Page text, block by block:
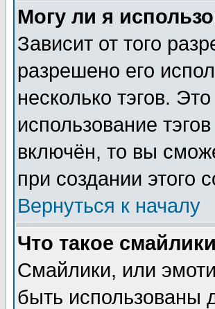
Могу ли я
Зависит от того
разрешено его
несколько тэгов.
использование
включён, то вы
при создании этого
Вернуться к началу
Что такое
Смайлики, или
быть использованы